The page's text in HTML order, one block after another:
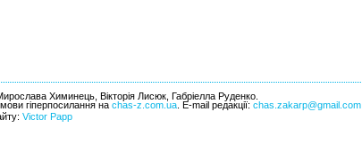
Химинець, Вікторія Лисюк, Габріелла Руденко.
гіперпосилання на chas-z.com.ua . E-mail редакції: chas.zakarp@gmail.com
Victor Papp